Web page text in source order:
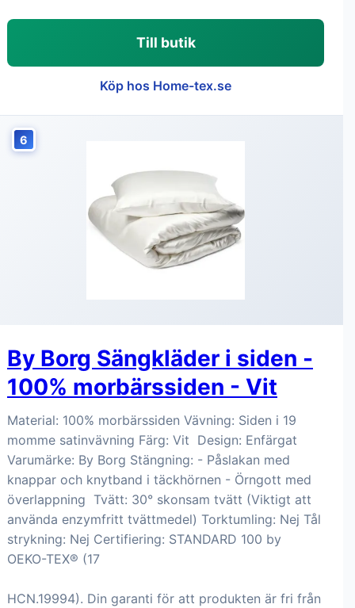
Till butik
Köp hos Home-tex.se
6
By Borg Sängkläder i siden -
100% morbärssiden - Vit
Material: 100% morbärssiden Vävning: Siden i 19
momme satinvävning Färg: Vit Design: Enfärgat
Varumärke: By Borg Stängning: - Påslakan med
knappar och knytband i täckhörnen - Örngott med
överlappning Tvätt: 30° skonsam tvätt (Viktigt att
använda enzymfritt tvättmedel) Torktumling: Nej Tål
strykning: Nej Certifiering: STANDARD 100 by
OEKO-TEX® (17
HCN.19994). Din garanti för att produkten är fri från